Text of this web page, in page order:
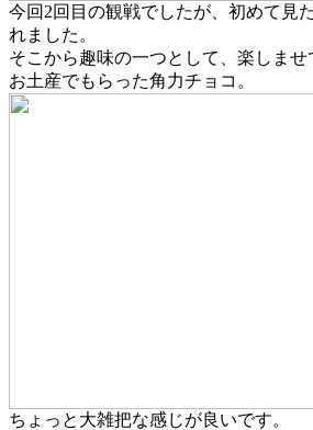
今回2回目の観戦でしたが、初めて見
れました。
そこから趣味の一つとして、楽しませ
お土産でもらった角力チョコ。
ちょっと大雑把な感じが良いです。